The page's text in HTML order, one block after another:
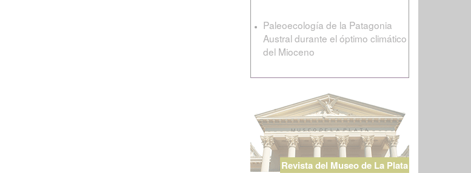
Paleoecología de la Patagonia
Austral durante el óptimo climático
del Mioceno
Revista del Museo de La Plata